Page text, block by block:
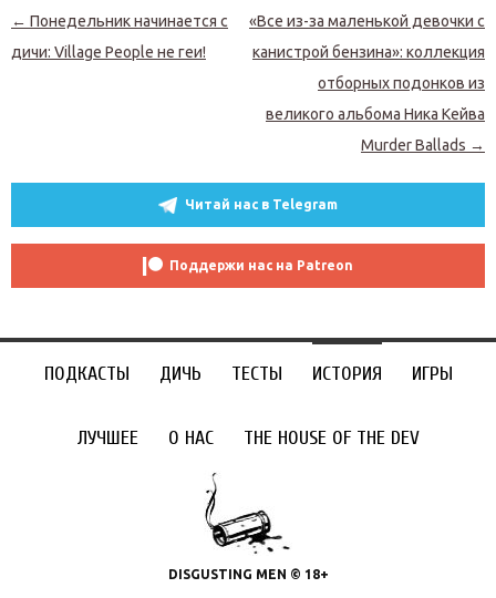
Навигация по записям
← Понедельник начинается с
дичи: Village People не геи!
«Все из-за маленькой девочки с
канистрой бензина»: коллекция
отборных подонков из
великого альбома Ника Кейва
Murder Ballads →
Читай нас в Telegram
Поддержи нас на Patreon
ПОДКАСТЫ ДИЧЬ ТЕСТЫ ИСТОРИЯ ИГРЫ
ЛУЧШЕЕ О НАС THE HOUSE OF THE DEV
DISGUSTING MEN © 18+